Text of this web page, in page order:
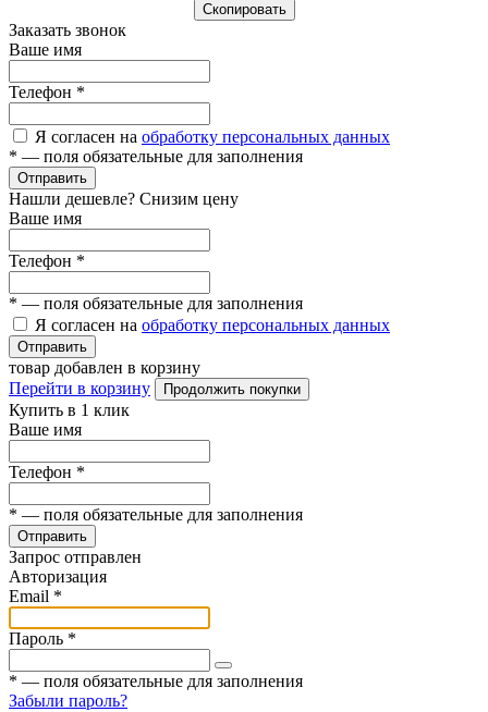
Cкопировать
Заказать звонок
Ваше имя
Телефон *
Я согласен на обработку персональных данных
* — поля обязательные для заполнения
Отправить
Нашли дешевле? Снизим цену
Ваше имя
Телефон *
* — поля обязательные для заполнения
Я согласен на обработку персональных данных
Отправить
товар добавлен в корзину
Перейти в корзину
Продолжить покупки
Купить в 1 клик
Ваше имя
Телефон *
* — поля обязательные для заполнения
Отправить
Запрос отправлен
Авторизация
Email *
Пароль *
* — поля обязательные для заполнения
Забыли пароль?